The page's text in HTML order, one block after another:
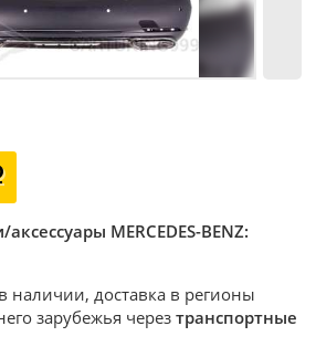
MERCEDES-BENZ:
наличии, доставка в регионы
зарубежья черезтранспортные